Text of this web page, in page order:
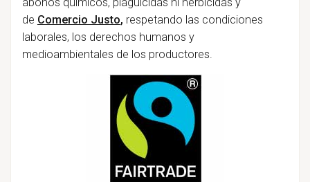
abonos químicos, plaguicidas ni herbicidas y
de Comercio Justo, respetando las condiciones
laborales, los derechos humanos y
medioambientales de los productores.